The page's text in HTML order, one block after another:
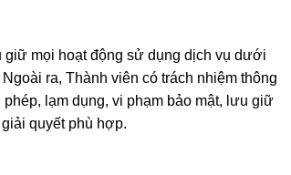
giữ mọi hoạt động sử dụng dịch vụ dưới
ra, Thành viên có trách nhiệm thông
lạm dụng, vi phạm bảo mật, lưu giữ
quyết phù hợp.